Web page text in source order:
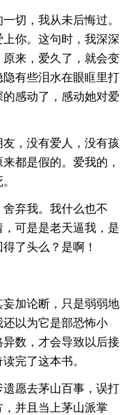
切，我从未后悔过。
你。这句时，我深深
来，爱久了，就会变
有些泪水在眼眶里打
感动了，感动她对爱
，没有爱人，没有孩
都是假的。爱我的，
弃我。我什么也不
可是是老天逼我，是
了头么？是啊！
加论断，只是弱弱地
以为它是部恐怖小
数，才会导致以后接
完了这本书。
愿去茅山百事，误打
并且当上茅山派掌